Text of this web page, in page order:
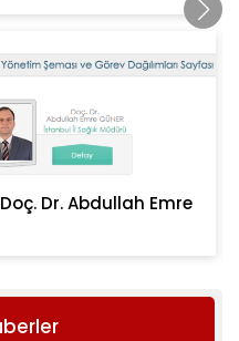
Dr. Abdullah Emre